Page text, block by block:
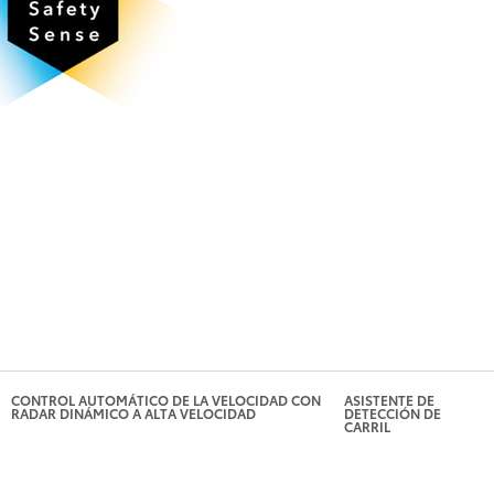
CONTROL AUTOMÁTICO DE LA VELOCIDAD CON
RADAR DINÁMICO A ALTA VELOCIDAD
ASISTENTE DE
DETECCIÓN DE
CARRIL